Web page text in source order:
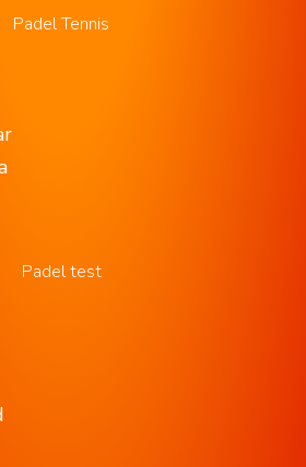
Padel Tennis
Padel test